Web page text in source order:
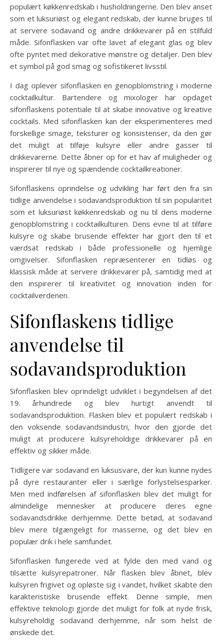
populært køkkenredskab i husholdningerne. Den blev anset
som et luksuriøst og elegant redskab, der kunne bruges til
at servere sodavand og andre drikkevarer på en stilfuld
måde. Sifonflasken var ofte lavet af elegant glas og blev
ofte pyntet med dekorative mønstre og detaljer. Den blev
et symbol på god smag og sofistikeret livsstil.
I dag oplever sifonflasken en genopblomstring i moderne
cocktailkultur. Bartendere og mixologer har opdaget
sifonflaskens potentiale til at skabe innovative og kreative
cocktails. Med sifonflasken kan der eksperimenteres med
forskellige smage, teksturer og konsistenser, da den gør
det muligt at tilføje kulsyre eller andre gasser til
drikkevarerne. Dette åbner op for et hav af muligheder og
inspirerer til nye og spændende cocktailkreationer.
Sifonflaskens oprindelse og udvikling har ført den fra sin
tidlige anvendelse i sodavandsproduktion til sin popularitet
som et luksuriøst køkkenredskab og nu til dens moderne
genopblomstring i cocktailkulturen. Dens evne til at tilføre
kulsyre og skabe brusende effekter har gjort den til et
værdsat redskab i både professionelle og hjemlige
omgivelser. Sifonflasken repræsenterer en tidløs og
klassisk måde at servere drikkevarer på, samtidig med at
den inspirerer til kreativitet og innovation inden for
cocktailverdenen.
Sifonflaskens tidlige
anvendelse til
sodavandsproduktion
Sifonflasken blev oprindeligt udviklet i begyndelsen af det
19. århundrede og blev hurtigt anvendt til
sodavandsproduktion. Flasken blev et populært redskab i
den voksende sodavandsindustri, hvor den gjorde det
muligt at producere kulsyreholdige drikkevarer på en
effektiv og sikker måde.
Tidligere var sodavand en luksusvare, der kun kunne nydes
på dyre restauranter eller i særlige forlystelsesparker.
Men med indførelsen af sifonflasken blev det muligt for
almindelige mennesker at producere deres egne
sodavandsdrikke derhjemme. Dette betød, at sodavand
blev mere tilgængeligt for masserne, og det blev en
populær drik i hele samfundet.
Sifonflasken fungerede ved at fylde den med vand og
tilsætte kulsyrepatroner. Når flasken blev åbnet, blev
kulsyren frigivet og opløste sig i vandet, hvilket skabte den
karakteristiske brusende effekt. Denne simple, men
effektive teknologi gjorde det muligt for folk at nyde frisk,
kulsyreholdig sodavand derhjemme, når som helst de
ønskede det.